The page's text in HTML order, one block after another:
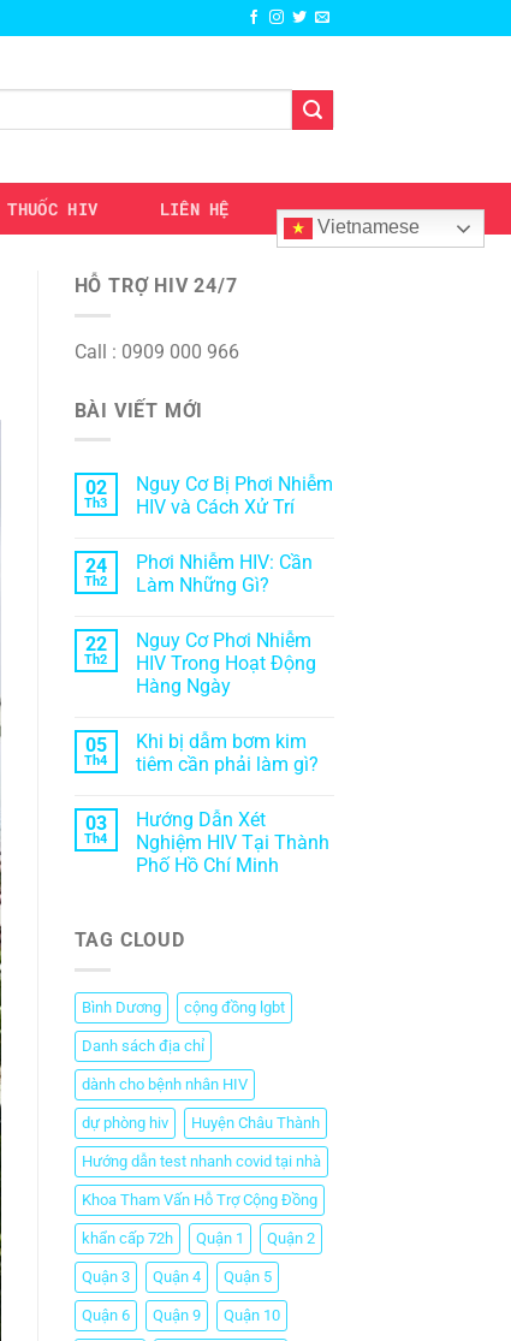
THUỐC HIV LIÊN HỆ
Vietnamese
HỖ TRỢ HIV 24/7
Call : 0909 000 966
BÀI VIẾT MỚI
02
Th3
Nguy Cơ Bị Phơi Nhiễm
HIV và Cách Xử Trí
24
Th2
Phơi Nhiễm HIV: Cần
Làm Những Gì?
22
Th2
Nguy Cơ Phơi Nhiễm
HIV Trong Hoạt Động
Hàng Ngày
05
Th4
Khi bị dẫm bơm kim
tiêm cần phải làm gì?
03
Th4
Hướng Dẫn Xét
Nghiệm HIV Tại Thành
Phố Hồ Chí Minh
TAG CLOUD
Bình Dương cộng đồng lgbt
Danh sách địa chỉ
dành cho bệnh nhân HIV
dự phòng hiv Huyện Châu Thành
Hướng dẫn test nhanh covid tại nhà
Khoa Tham Vấn Hỗ Trợ Cộng Đồng
khẩn cấp 72h Quận 1 Quận 2
Quận 3 Quận 4 Quận 5
Quận 6 Quận 9 Quận 10